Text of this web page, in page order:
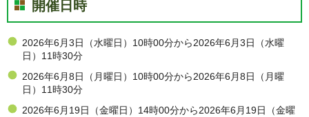
開催日時
2026年6月3日（水曜日）10時00分から2026年6月3日（水曜
日）11時30分
2026年6月8日（月曜日）10時00分から2026年6月8日（月曜
日）11時30分
2026年6月19日（金曜日）14時00分から2026年6月19日（金曜